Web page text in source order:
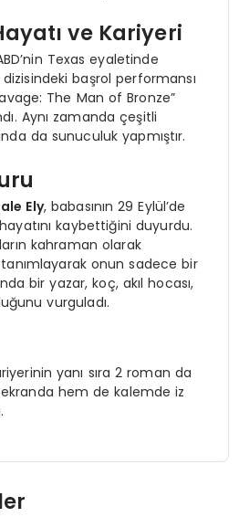
ve Kariyeri
Texas eyaletinde
başrol performansı
The Man of Bronze”
Aynı zamanda çeşitli
da sunuculuk yapmıştır.
Ely, babasının 29 Eylül’de
kaybettiğini duyurdu.
kahraman olarak
tanımlayarak onun sadece bir
bir yazar, koç, akıl hocası,
vurguladı.
yanı sıra 2 roman da
ekranda hem de kalemde iz